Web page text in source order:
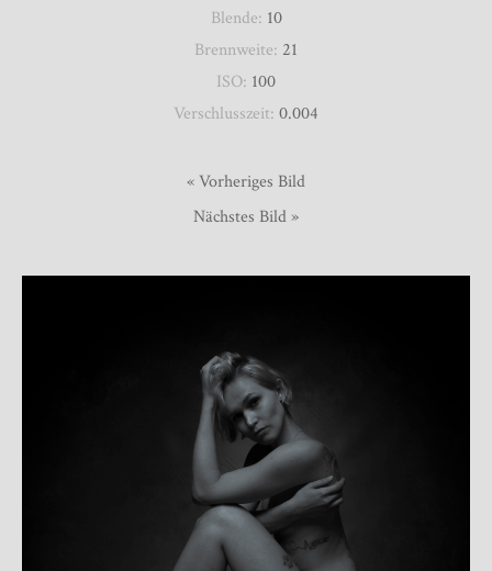
Blende: 10
Brennweite: 21
ISO: 100
Verschlusszeit: 0.004
« Vorheriges Bild
Nächstes Bild »